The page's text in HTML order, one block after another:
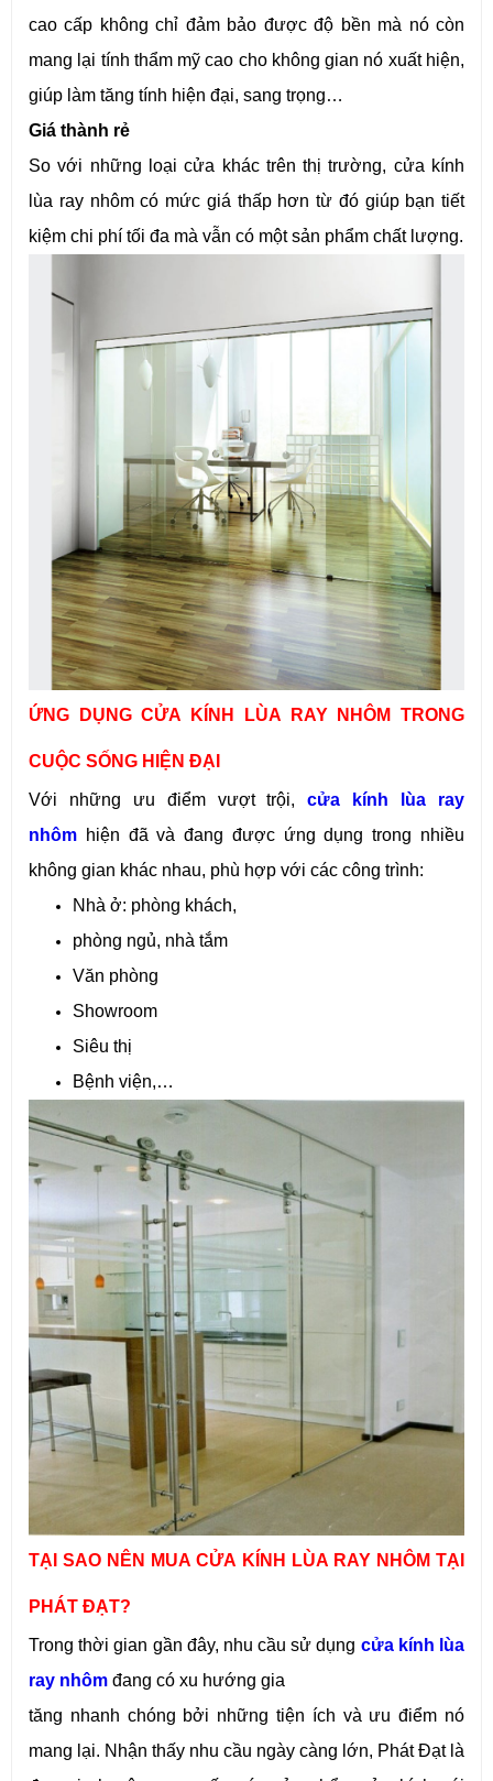
cao cấp không chỉ đảm bảo được độ bền mà nó còn
mang lại tính thẩm mỹ cao cho không gian nó xuất hiện,
giúp làm tăng tính hiện đại, sang trọng…
Giá thành rẻ
So với những loại cửa khác trên thị trường, cửa kính
lùa ray nhôm có mức giá thấp hơn từ đó giúp bạn tiết
kiệm chi phí tối đa mà vẫn có một sản phẩm chất lượng.
ỨNG DỤNG CỬA KÍNH LÙA RAY NHÔM TRONG
CUỘC SỐNG HIỆN ĐẠI
Với những ưu điểm vượt trội,cửa kính lùa ray
nhôm hiện đã và đang được ứng dụng trong nhiều
không gian khác nhau, phù hợp với các công trình:
Nhà ở: phòng khách,
phòng ngủ, nhà tắm
Văn phòng
Showroom
Siêu thị
Bệnh viện,…
TẠI SAO NÊN MUA CỬA KÍNH LÙA RAY NHÔM TẠI
PHÁT ĐẠT?
Trong thời gian gần đây, nhu cầu sử dụng cửa kính lùa
ray nhôm đang có xu hướng gia
tăng nhanh chóng bởi những tiện ích và ưu điểm nó
mang lại. Nhận thấy nhu cầu ngày càng lớn, Phát Đạt là